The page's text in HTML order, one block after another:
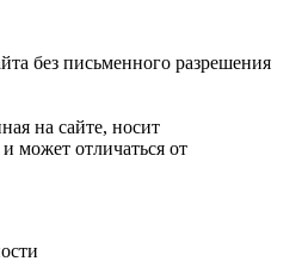
без письменного разрешения
на сайте, носит
может отличаться от